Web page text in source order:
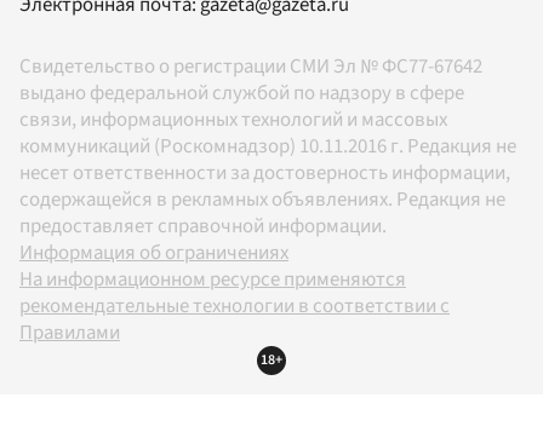
Свидетельство о регистрации СМИ Эл № ФС77-67642
выдано федеральной службой по надзору в сфере
связи, информационных технологий и массовых
коммуникаций (Роскомнадзор) 10.11.2016 г. Редакция не
несет ответственности за достоверность информации,
содержащейся в рекламных объявлениях. Редакция не
предоставляет справочной информации.
Информация об ограничениях
На информационном ресурсе применяются
рекомендательные технологии в соответствии с
Правилами
18+